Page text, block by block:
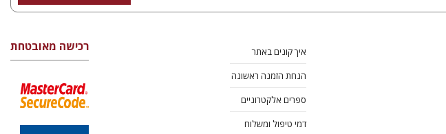
איך קונים באתר
הנחת הזמנה ראשונה
ספרים אלקטרוניים
דמי טיפול ומשלוח
רכישה מאובטחת